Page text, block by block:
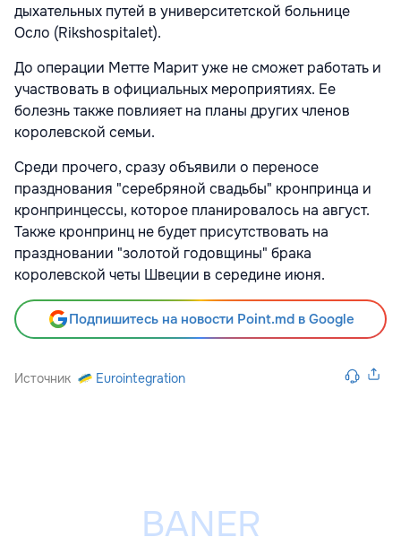
дыхательных путей в университетской больнице
Осло (Rikshospitalet).
До операции Метте Марит уже не сможет работать и
участвовать в официальных мероприятиях. Ее
болезнь также повлияет на планы других членов
королевской семьи.
Среди прочего, сразу объявили о переносе
празднования "серебряной свадьбы" кронпринца и
кронпринцессы, которое планировалось на август.
Также кронпринц не будет присутствовать на
праздновании "золотой годовщины" брака
королевской четы Швеции в середине июня.
Подпишитесь на новости Point.md в Google
Источник Eurointegration